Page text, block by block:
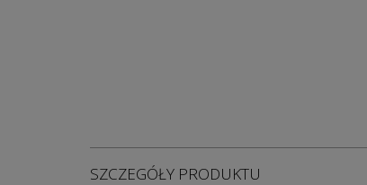
SZCZEGÓŁY PRODUKTU